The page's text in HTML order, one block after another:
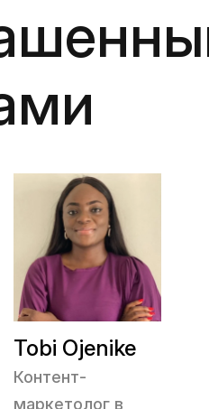
Tobi Ojenike
Контент-
маркетолог в